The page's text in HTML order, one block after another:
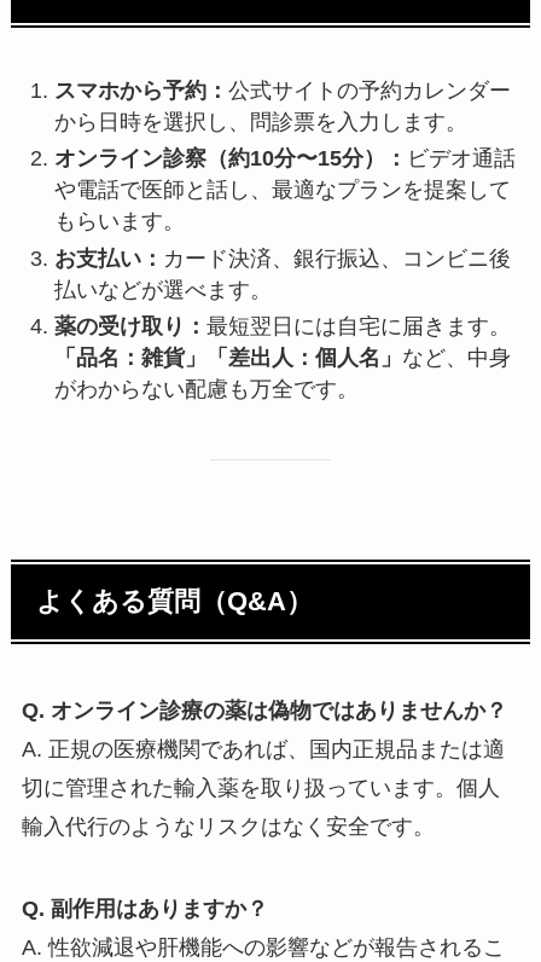
スマホから予約： 公式サイトの予約カレンダー
から日時を選択し、問診票を入力します。
オンライン診察（約10分〜15分）： ビデオ通話
や電話で医師と話し、最適なプランを提案して
もらいます。
お支払い： カード決済、銀行振込、コンビニ後
払いなどが選べます。
薬の受け取り： 最短翌日には自宅に届きます。
「品名：雑貨」「差出人：個人名」 など、中身
がわからない配慮も万全です。
よくある質問（Q&A）
Q. オンライン診療の薬は偽物ではありませんか？
A. 正規の医療機関であれば、国内正規品または適
切に管理された輸入薬を取り扱っています。個人
輸入代行のようなリスクはなく安全です。
Q. 副作用はありますか？
A. 性欲減退や肝機能への影響などが報告されるこ